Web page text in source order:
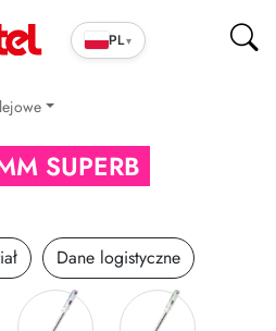
PL▾
biurowe
pióra ENERGEL
Olejowe
ŻeloweSUPERB
Dane logistyczne